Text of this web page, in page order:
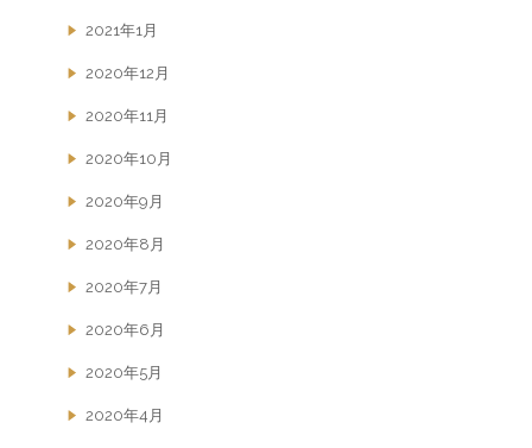
2021年1月
2020年12月
2020年11月
2020年10月
2020年9月
2020年8月
2020年7月
2020年6月
2020年5月
2020年4月